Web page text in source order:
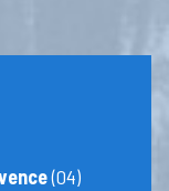
(04)